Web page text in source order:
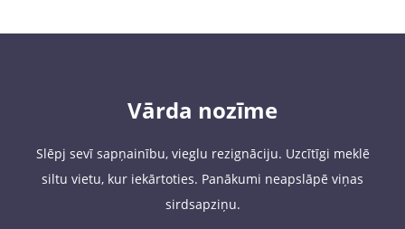
Vārda nozīme
Slēpj sevī sapņainību, vieglu rezignāciju. Uzcītīgi meklē
siltu vietu, kur iekārtoties. Panākumi neapslāpē viņas
sirdsapziņu.